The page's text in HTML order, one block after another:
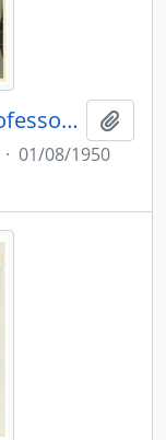
. Banca para Concurso de professor de Matemática.
· 01/08/1950